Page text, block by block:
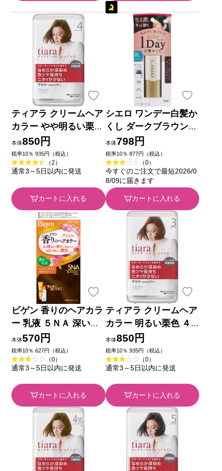
ティアラ クリームヘア
カラー やや明るい栗色
４０ｍｌ 資生堂 (医薬
部外品)
本体850円
税率10％ 935円（税込）
（2）
通常3～5日以内に発送
カートに入れる
シエロ ワンデー白髪か
くし ダークブラウン
９ｍｌ ホーユー
本体798円
税率10％ 877円（税込）
（0）
今すぐのご注文で最短2026/0
8/09に届きます
カートに入れる
ビゲン 香りのヘアカラ
ー 乳液 ５ＮＡ 深いナ
チュラリーブラウン ホ
ーユー (医薬部外品)
本体570円
税率10％ 627円（税込）
（0）
通常3～5日以内に発送
カートに入れる
ティアラ クリームヘア
カラー 明るい栗色 ４
０ｍｌ 資生堂 (医薬部
外品)
本体850円
税率10％ 935円（税込）
（0）
通常3～5日以内に発送
カートに入れる